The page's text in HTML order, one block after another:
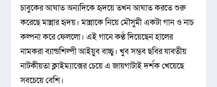
চাবুকের আঘাত অন্যদিকে হৃদয়ে তখন আঘাত করতে শুরু
করেছে মান্নার হৃদয়। মান্নাকে নিয়ে মৌসুমী একটা গান ও নাচ
কল্পনা করে ফেললো। এই গানে কণ্ঠ দিয়েছেন হালের
নামকরা ব্যান্ডশিল্পী আইয়ুব বাচ্চু। খুব সম্ভব ছবির যাবতীয়
নাটকীয়তা ক্লাইম্যাক্সের চেয়ে এ জায়গাটাই দর্শক খেয়েছে
সবচেয়ে বেশি।